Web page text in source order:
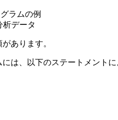
ラムの例
あります。
は、以下のステートメント